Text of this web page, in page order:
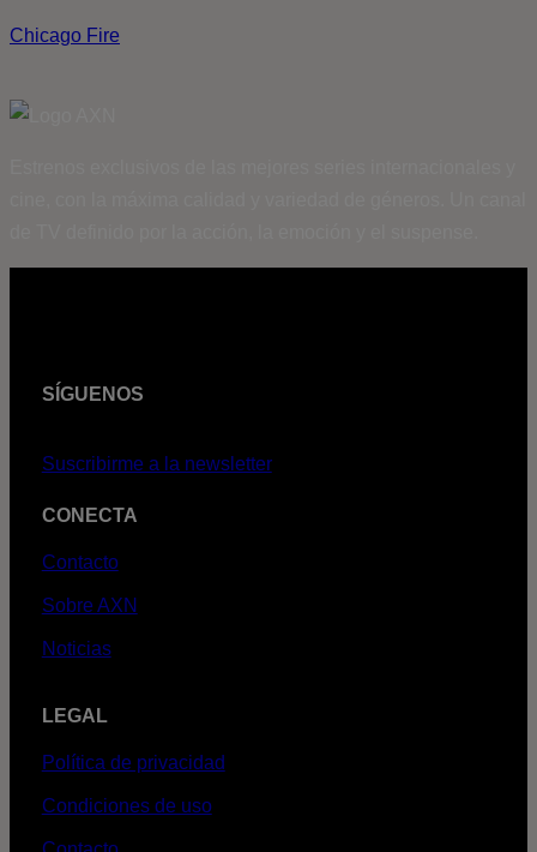
Chicago Fire
SÍGUENOS
Suscribirme a la newsletter
CONECTA
Contacto
Sobre AXN
Noticias
LEGAL
Política de privacidad
Condiciones de uso